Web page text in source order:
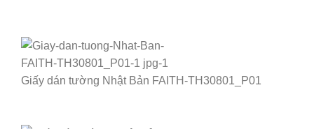
Giấy dán tường Nhật Bản FAITH-TH30801_P01